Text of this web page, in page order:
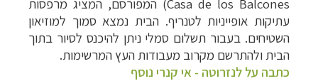
עתיקות אופייניות לטנריף. הבית נמצא סמוך למוזיאון
השטיחים. בעבור תשלום סמלי ניתן להיכנס לסיור בתוך
הבית ולהתרשם מקרוב מעבודות העץ המרשימות.
כתבה על לנזרוטה - אי קנרי נוסף